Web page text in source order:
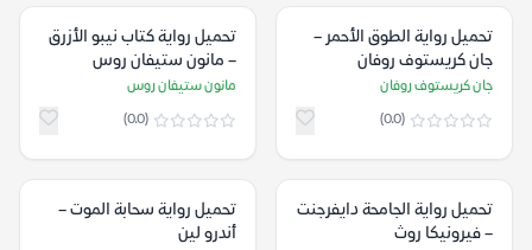
تحميل رواية الطوق الأحمر –
جان كريستوف روفان
جان كريستوف روفان
(0.0)
تحميل رواية كتاب نيبو الأزرق
– مانون ستيفان روس
مانون ستيفان روس
(0.0)
تحميل رواية الجامحة دايفرجنت
– فيرونيكا روث
تحميل رواية سحابة الموت –
أندرو لين